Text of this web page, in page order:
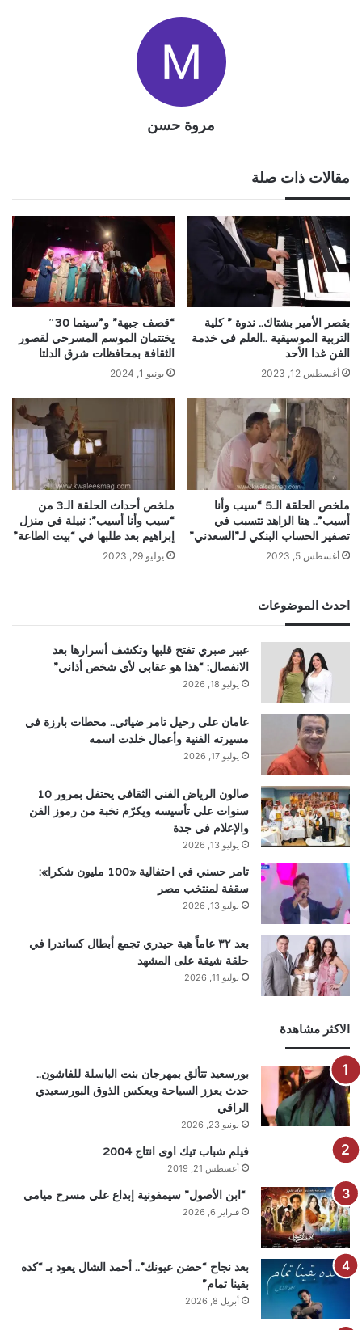
مروة حسن
مقالات ذات صلة
بقصر الأمير بشتاك.. ندوة ” كلية
التربية الموسيقية ..العلم في خدمة
الفن غدا الأحد
أغسطس 12, 2023
“قصف جبهة” و”سينما 30″
يختتمان الموسم المسرحي لقصور
الثقافة بمحافظات شرق الدلتا
يونيو 1, 2024
ملخص الحلقة الـ5 “سيب وأنا
أسيب”.. هنا الزاهد تتسبب في
تصفير الحساب البنكي لـ”السعدني”
أغسطس 5, 2023
ملخص أحداث الحلقة الـ3 من
“سيب وأنا أسيب”: نبيلة في منزل
إبراهيم بعد طلبها في “بيت الطاعة”
يوليو 29, 2023
احدث الموضوعات
عبير صبري تفتح قلبها وتكشف أسرارها بعد
الانفصال: “هذا هو عقابي لأي شخص أذاني”
يوليو 18, 2026
عامان على رحيل تامر ضيائي.. محطات بارزة في
مسيرته الفنية وأعمال خلدت اسمه
يوليو 17, 2026
صالون الرياض الفني الثقافي يحتفل بمرور 10
سنوات على تأسيسه ويكرّم نخبة من رموز الفن
والإعلام في جدة
يوليو 13, 2026
تامر حسني في احتفالية «100 مليون شكرا»:
سقفة لمنتخب مصر
يوليو 13, 2026
بعد ٣٢ عاماً هبة حيدري تجمع أبطال كساندرا في
حلقة شيقة على المشهد
يوليو 11, 2026
الاكثر مشاهدة
بورسعيد تتألق بمهرجان بنت الباسلة للفاشون..
حدث يعزز السياحة ويعكس الذوق البورسعيدي
الراقي
يونيو 23, 2026
فيلم شباب تيك اوى انتاج 2004
أغسطس 21, 2019
“ابن الأصول” سيمفونية إبداع علي مسرح ميامي
فبراير 6, 2026
بعد نجاح “حضن عيونك”.. أحمد الشال يعود بـ “كده
بقينا تمام”
أبريل 8, 2026